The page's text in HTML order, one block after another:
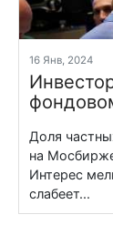
16 Янв, 2024
Доля
на
Интерес
слабеет...